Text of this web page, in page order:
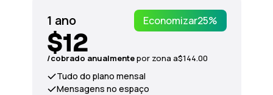
1 ano Economizar25%
$12
/сobrado anualmentepor zona a$144.00
Tudo do plano mensal
Mensagens no espaço